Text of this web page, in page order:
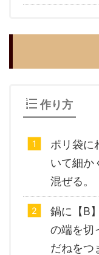
作り方
ポリ袋に
いて細か
混ぜる。
鍋に【B
の端を切
だねをつ